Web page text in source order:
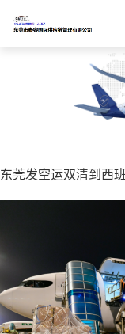
东莞发空运双清到西